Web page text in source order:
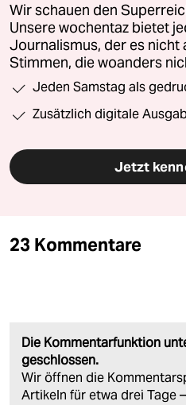
Wir schauen den
Unsere wochentaz bietet
Journalismus, der es nicht
Stimmen, die woanders
Jeden Samstag als
Zusätzlich digitale
Jetzt
23 Kommentare
Die Kommentarfunktion
geschlossen.
Wir öffnen die
Artikeln für etwa drei Tage –